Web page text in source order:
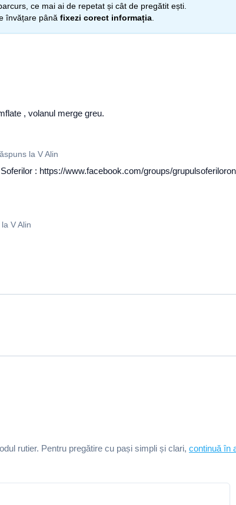
ce mai ai de repetat și cât de pregătit ești.
învățare până fixezi corect informația
, volanul merge greu.
la V Alin
: https://www.facebook.com/groups/
V Alin
rutier. Pentru pregătire cu pași simpli și clari, continuă în